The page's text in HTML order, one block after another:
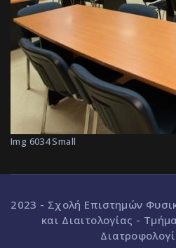
Img 6034 Small
2023 - Σχολή Επιστημών
και Διαιτολογίας -